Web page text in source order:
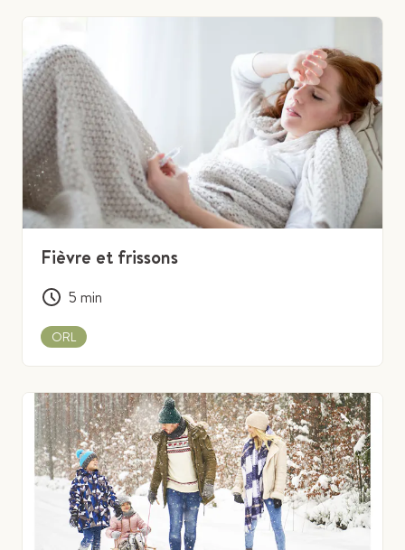
Fièvre et frissons
5 min
ORL